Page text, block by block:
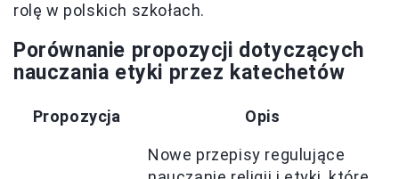
rolę w polskich szkołach.
Porównanie propozycji dotyczących
nauczania etyki przez katechetów
Propozycja Opis
Nowe przepisy regulujące